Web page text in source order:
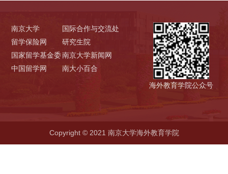
南京大学
留学保险网
国家留学基金委
中国留学网
国际合作与交流处
研究生院
南京大学新闻网
南大小百合
海外教育学院公众号
Copyright © 2021 南京大学海外教育学院